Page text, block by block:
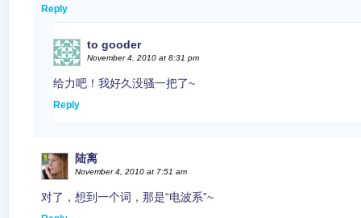
Reply
to gooder
November 4, 2010 at 8:31 pm
给力吧！我好久没骚一把了~
Reply
陆离
November 4, 2010 at 7:51 am
对了，想到一个词，那是“电波系”~